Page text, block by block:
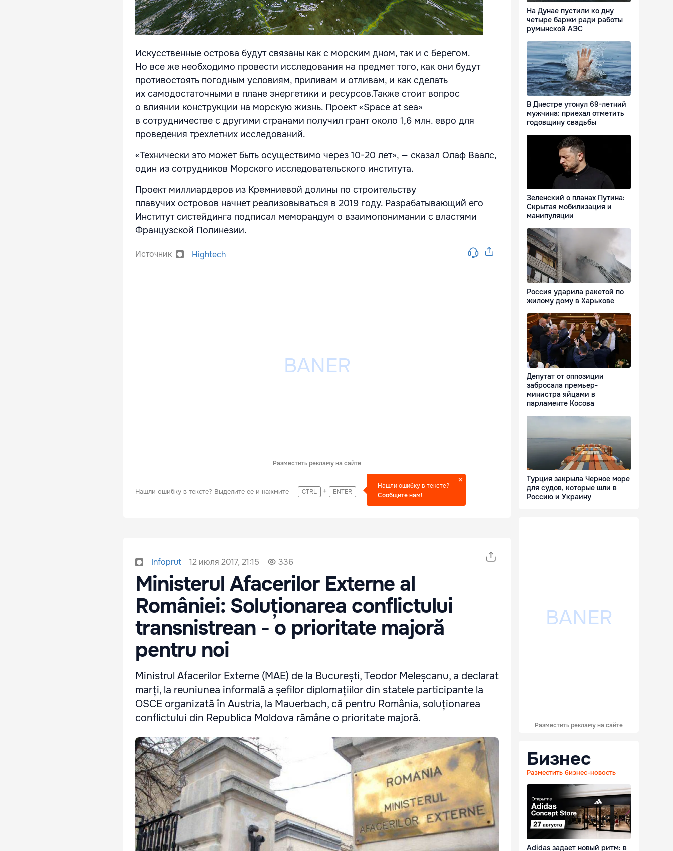
Искусственные острова будут связаны как с морским дном, так и с берегом.
Но все же необходимо провести исследования на предмет того, как они будут
противостоять погодным условиям, приливам и отливам, и как сделать
их самодостаточными в плане энергетики и ресурсов.Также стоит вопрос
о влиянии конструкции на морскую жизнь. Проект «Space at sea»
в сотрудничестве с другими странами получил грант около 1,6 млн. евро для
проведения трехлетних исследований.
«Технически это может быть осуществимо через 10-20 лет», — сказал Олаф Ваалс,
один из сотрудников Морского исследовательского института.
Проект миллиардеров из Кремниевой долины по строительству
плавучих островов начнет реализовываться в 2019 году. Разрабатывающий его
Институт систейдинга подписал меморандум о взаимопонимании с властями
Французской Полинезии.
Источник Hightech
Разместить рекламу на сайте
Нашли ошибку в тексте? Выделите ее и нажмите CTRL + ENTER
Нашли ошибку в тексте?
Сообщите нам!
Infoprut 12 июля 2017, 21:15 336
Ministerul Afacerilor Externe al
României: Soluționarea conflictului
transnistrean - o prioritate majoră
pentru noi
Ministrul Afacerilor Externe (MAE) de la București, Teodor Meleșcanu, a declarat
marți, la reuniunea informală a șefilor diplomațiilor din statele participante la
OSCE organizată în Austria, la Mauerbach, că pentru România, soluționarea
conflictului din Republica Moldova rămâne o prioritate majoră.
На Дунае пустили ко дну
четыре баржи ради работы
румынской АЭС
В Днестре утонул 69-летний
мужчина: приехал отметить
годовщину свадьбы
Зеленский о планах Путина:
Скрытая мобилизация и
манипуляции
Россия ударила ракетой по
жилому дому в Харькове
Депутат от оппозиции
забросала премьер-
министра яйцами в
парламенте Косова
Турция закрыла Черное море
для судов, которые шли в
Россию и Украину
Разместить рекламу на сайте
Бизнес
Разместить бизнес-новость
Adidas задает новый ритм: в